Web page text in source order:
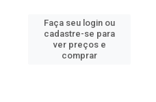
Faça seu login ou
cadastre-se para
ver preços e
comprar